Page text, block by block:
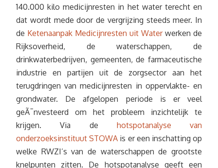
140.000 kilo medicijnresten in het water terecht en
dat wordt mede door de vergrijzing steeds meer. In
de Ketenaanpak Medicijnresten uit Waterwerken de
Rijksoverheid, de waterschappen, de
drinkwaterbedrijven, gemeenten, de farmaceutische
industrie en partijen uit de zorgsector aan het
terugdringen van medicijnresten in oppervlakte- en
grondwater. De afgelopen periode is er veel
geÃ¯nvesteerd om het probleem inzichtelijk te
krijgen. Via de hotspotanalyse van
onderzoeksinstituut STOWA is er een inschatting op
welke RWZI’s van de waterschappen de grootste
knelpunten zitten. De hotspotanalyse geeft een